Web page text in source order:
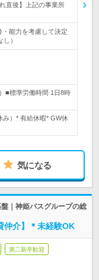
直後】上記の事業所
能力を考慮して決定
）
■標準労働時間 1日8時
み）* 有給休暇* GW休
気になる
｜神姫バスグループの総
仲介】＊未経験OK
第二新卒歓迎